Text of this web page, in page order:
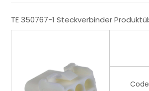
TE 350767-1 Steckverbinder